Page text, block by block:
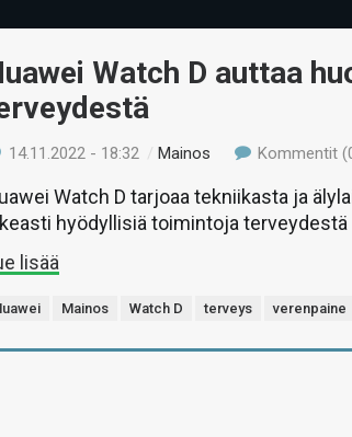
Watch D auttaa
14.11.2022 - 18:32 /Mainos Kommentit
Watch D tarjoaa tekniikasta ja
hyödyllisiä toimintoja
lisää
Mainos Watch D terveys verenpaine